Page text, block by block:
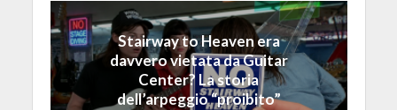
Stairway to Heaven era
davvero vietata da Guitar
Center? La storia
dell’arpeggio “proibito”